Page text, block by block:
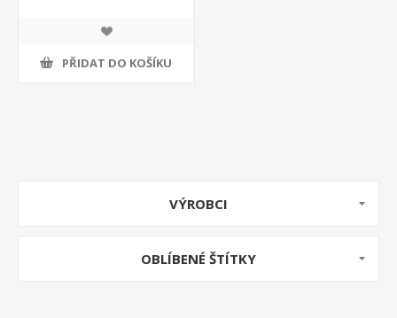
PŘIDAT DO KOŠÍKU
VÝROBCI
OBLÍBENÉ ŠTÍTKY